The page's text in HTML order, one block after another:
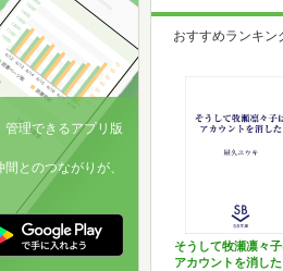
おすすめランキン
そうして牧瀬凛々
アカウントを消した
管理できるアプリ版
とのつながりが、